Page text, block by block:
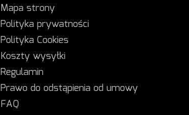
Mapa strony
Polityka prywatności
Polityka Cookies
Koszty wysyłki
Regulamin
Prawo do odstąpienia od umowy
FAQ